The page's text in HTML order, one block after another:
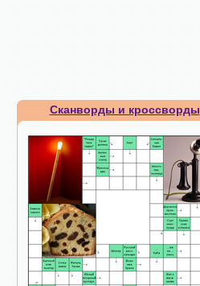
Сканворды и кроссворды